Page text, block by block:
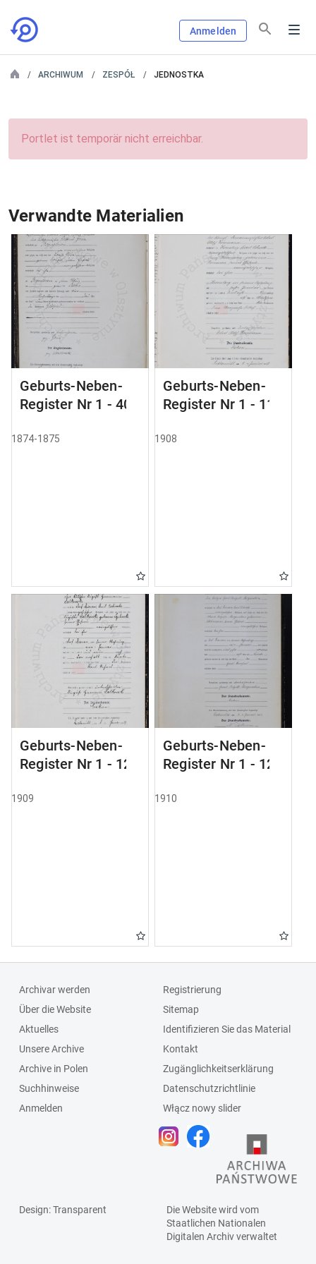
Anmelden
ARCHIWUM ZESPÓŁ JEDNOSTKA
Portlet ist temporär nicht erreichbar.
Verwandte Materialien
Geburts-Neben-
Register Nr 1 - 40
1874-1875
Geburts-Neben-
Register Nr 1 - 111
1908
Geburts-Neben-
Register Nr 1 - 124
1909
Geburts-Neben-
Register Nr 1 - 123
1910
Archivar werden
Über die Website
Aktuelles
Unsere Archive
Archive in Polen
Suchhinweise
Anmelden
Registrierung
Sitemap
Identifizieren Sie das Material
Kontakt
Zugänglichkeitserklärung
Datenschutzrichtlinie
Włącz nowy slider
Design: Transparent
Die Website wird vom
Staatlichen Nationalen
Digitalen Archivverwaltet